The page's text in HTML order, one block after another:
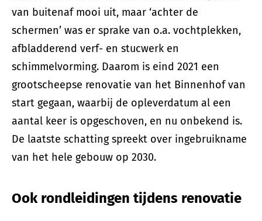
van buitenaf mooi uit, maar ‘achter de
schermen’ was er sprake van o.a. vochtplekken,
afbladderend verf- en stucwerk en
schimmelvorming. Daarom is eind 2021 een
grootscheepse renovatie van het Binnenhof van
start gegaan, waarbij de opleverdatum al een
aantal keer is opgeschoven, en nu onbekend is.
De laatste schatting spreekt over ingebruikname
van het hele gebouw op 2030.
Ook rondleidingen tijdens renovatie